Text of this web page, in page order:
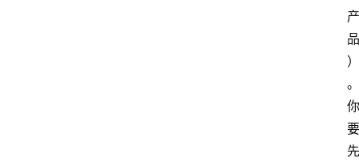
产
品
）
。
你
要
先